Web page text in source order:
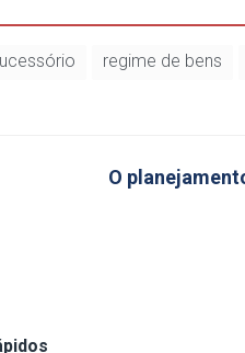
regime de bens
O